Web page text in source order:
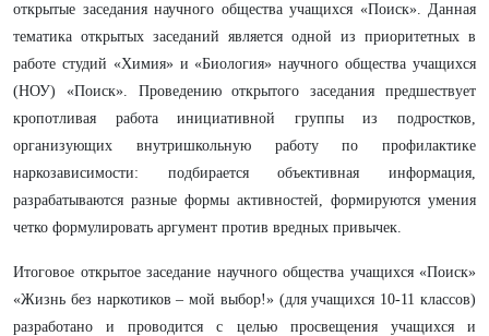
открытые заседания научного общества учащихся «Поиск». Данная
тематика открытых заседаний является одной из приоритетных в
работе студий «Химия» и «Биология» научного общества учащихся
(НОУ) «Поиск». Проведению открытого заседания предшествует
кропотливая работа инициативной группы из подростков,
организующих внутришкольную работу по профилактике
наркозависимости: подбирается объективная информация,
разрабатываются разные формы активностей, формируются умения
четко формулировать аргумент против вредных привычек.
Итоговое открытое заседание научного общества учащихся «Поиск»
«Жизнь без наркотиков – мой выбор!» (для учащихся 10-11 классов)
разработано и проводится с целью просвещения учащихся и